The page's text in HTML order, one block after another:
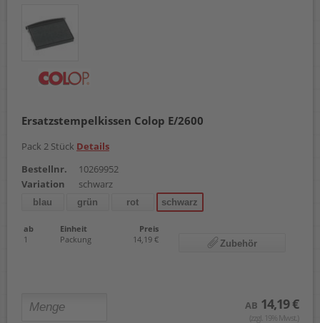
Ersatzstempelkissen Colop E/2600
Pack 2 Stück Details
Bestellnr.
10269952
Variation
schwarz
blau grün rot schwarz
ab Einheit
Preis
1
Packung 14,19 € Zubehör
AB 14,19 €
(zzgl. 19% Mwst.)